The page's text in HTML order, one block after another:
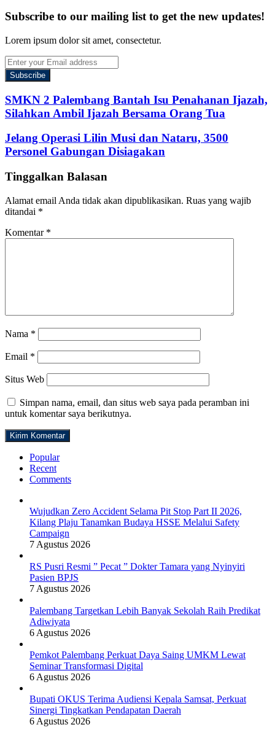
Subscribe to our mailing list to get the new updates!
Lorem ipsum dolor sit amet, consectetur.
Enter
your
Email
address
SMKN 2 Palembang Bantah Isu Penahanan Ijazah,
Silahkan Ambil Ijazah Bersama Orang Tua
Jelang Operasi Lilin Musi dan Nataru, 3500
Personel Gabungan Disiagakan
Tinggalkan Balasan
Alamat email Anda tidak akan dipublikasikan. Ruas yang wajib
ditandai *
Komentar *
Nama *
Email *
Situs Web
Simpan nama, email, dan situs web saya pada peramban ini
untuk komentar saya berikutnya.
Popular
Recent
Comments
Wujudkan Zero Accident Selama Pit Stop Part II 2026,
Kilang Plaju Tanamkan Budaya HSSE Melalui Safety
Campaign
7 Agustus 2026
RS Pusri Resmi ” Pecat ” Dokter Tamara yang Nyinyiri
Pasien BPJS
7 Agustus 2026
Palembang Targetkan Lebih Banyak Sekolah Raih Predikat
Adiwiyata
6 Agustus 2026
Pemkot Palembang Perkuat Daya Saing UMKM Lewat
Seminar Transformasi Digital
6 Agustus 2026
Bupati OKUS Terima Audiensi Kepala Samsat, Perkuat
Sinergi Tingkatkan Pendapatan Daerah
6 Agustus 2026